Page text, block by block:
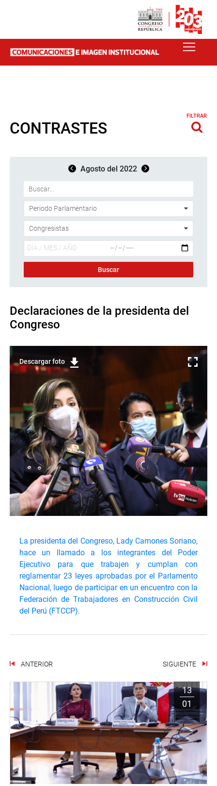
CONTRASTES
FILTRAR
Agosto del 2022
Declaraciones de la presidenta del
Congreso
Descargar foto
La presidenta del Congreso, Lady Camones Soriano,
hace un llamado a los integrantes del Poder
Ejecutivo para que trabajen y cumplan con
reglamentar 23 leyes aprobadas por el Parlamento
Nacional, luego de participar en un encuentro con la
Federación de Trabajadores en Construcción Civil
del Perú (FTCCP).
ANTERIOR SIGUIENTE
13
01